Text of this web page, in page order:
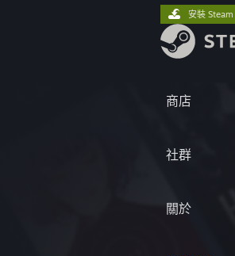
商店
社群
關於
安裝 Steam